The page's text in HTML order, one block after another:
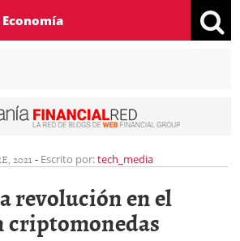
2021 - Escrito por:tech_media
revolución en el